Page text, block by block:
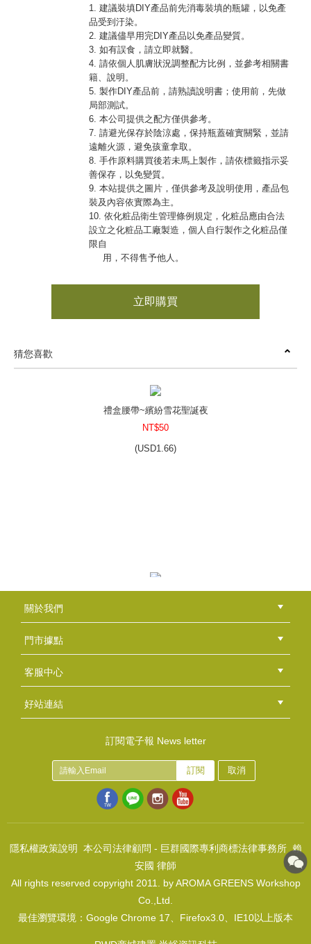
1. 建議裝填DIY產品前先消毒裝填的瓶罐，以免產
品受到汙染。
2. 建議儘早用完DIY產品以免產品變質。
3. 如有誤食，請立即就醫。
4. 請依個人肌膚狀況調整配方比例，並參考相關書
籍、說明。
5. 製作DIY產品前，請熟讀說明書；使用前，先做
局部測試。
6. 本公司提供之配方僅供參考。
7. 請避光保存於陰涼處，保持瓶蓋確實關緊，並請
遠離火源，避免孩童拿取。
8. 手作原料購買後若未馬上製作，請依標籤指示妥
善保存，以免變質。
9. 本站提供之圖片，僅供參考及說明使用，產品包
裝及內容依實際為主。
10. 依化粧品衛生管理條例規定，化粧品應由合法
設立之化粧品工廠製造，個人自行製作之化粧品僅
限自
用，不得售予他人。
立即購買
猜您喜歡
禮盒腰帶~繽紛雪花聖誕夜
NT$50
(USD1.66)
禮盒腰帶~皇家聖誕邀請卡
NT$50
(USD1.66)
關於我們
公司簡介
品牌故事
最新消息
隱私權聲明
版權聲明
門市據點
總部
北區
中區
南區
東區
海外
客服中心
會員等級
購物流程
訂單查詢
常見問題
海外訂購流程
連絡我們
下載專區
紅利點數
好站連結
訂閱電子報 News letter
訂閱 取消
隱私權政策說明 本公司法律顧問 - 巨群國際專利商標法律事務所 賴
安國 律師
All rights reserved copyright 2011. by AROMA GREENS Workshop
Co.,Ltd.
最佳瀏覽環境：Google Chrome 17、Firefox3.0、IE10以上版本